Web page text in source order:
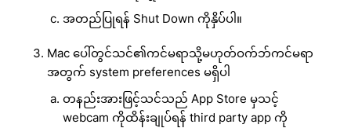
အတည်ပြုရန် Shut Down ကိုနှိပ်ပါ။
Mac ပေါ်တွင်သင်၏ကင်မရာသို့မဟုတ်ဝက်ဘ်ကင်မရာ
အတွက် system preferences မရှိပါ
တနည်းအားဖြင့်သင်သည် App Store မှသင့်
webcam ကိုထိန်းချုပ်ရန် third party app ကို